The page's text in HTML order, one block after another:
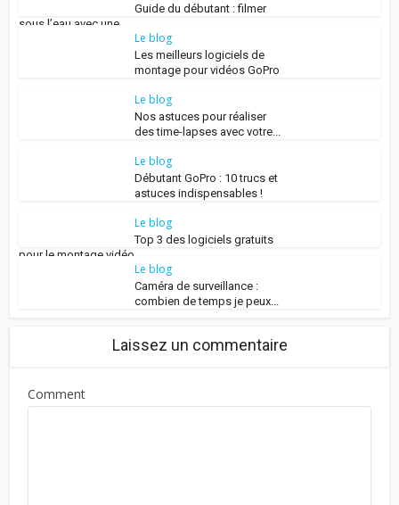
Guide du débutant : filmer
sous l’eau avec une...
Le blog
Les meilleurs logiciels de
montage pour vidéos GoPro
Le blog
Nos astuces pour réaliser
des time-lapses avec votre...
Le blog
Débutant GoPro : 10 trucs et
astuces indispensables !
Le blog
Top 3 des logiciels gratuits
pour le montage vidéo...
Le blog
Caméra de surveillance :
combien de temps je peux...
Laissez un commentaire
Comment